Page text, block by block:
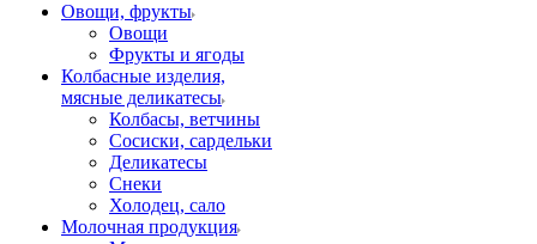
Овощи, фрукты
Овощи
Фрукты и ягоды
Колбасные изделия,
мясные деликатесы
Колбасы, ветчины
Сосиски, сардельки
Деликатесы
Снеки
Холодец, сало
Молочная продукция